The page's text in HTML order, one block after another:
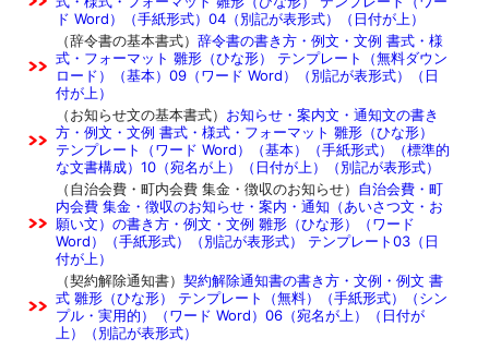
ド Word）（手紙形式）04（別記が表形式）（日付が上）
（辞令書の基本書式） 辞令書の書き方・例文・文例 書式・様
式・フォーマット 雛形（ひな形） テンプレート（無料ダウン
ロード）（基本）09（ワード Word）（別記が表形式）（日
付が上）
（お知らせ文の基本書式） お知らせ・案内文・通知文の書き
方・例文・文例 書式・様式・フォーマット 雛形（ひな形）
テンプレート（ワード Word）（基本）（手紙形式）（標準的
な文書構成）10（宛名が上）（日付が上）（別記が表形式）
（自治会費・町内会費 集金・徴収のお知らせ） 自治会費・町
内会費 集金・徴収のお知らせ・案内・通知（あいさつ文・お
願い文）の書き方・例文・文例 雛形（ひな形）（ワード
Word）（手紙形式）（別記が表形式） テンプレート03（日
付が上）
（契約解除通知書） 契約解除通知書の書き方・文例・例文 書
式 雛形（ひな形） テンプレート（無料）（手紙形式）（シン
プル・実用的）（ワード Word）06（宛名が上）（日付が
上）（別記が表形式）